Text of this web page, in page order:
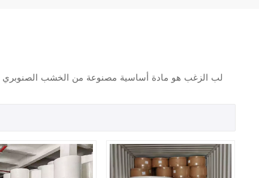
لب الزغب هو مادة أساسية مصنوعة من الخشب الصنوبري